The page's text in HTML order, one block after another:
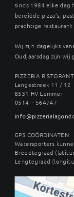
sinds 1984 elke dag
bereidde pizza’s,
prachtige
Wij zijn dagelijks
Oudjaarsdag zijn wij
PIZZERIA
Langestreek 11 / 12
8531 HV Lemmer
0514 – 564747
GPS COÖRDINATEN
Watersporters
Breedtegraad
Lengtegraad